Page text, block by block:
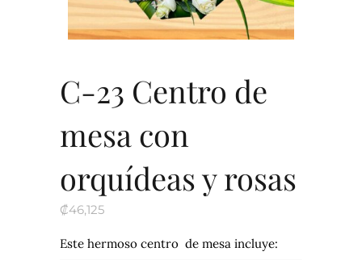
C-23 Centro de
mesa con
orquídeas y rosas
₡46,125
Este hermoso centro de mesa incluye: